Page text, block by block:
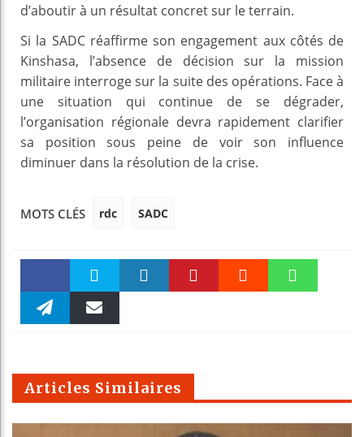
d’aboutir à un résultat concret sur le terrain.
Si la SADC réaffirme son engagement aux côtés de
Kinshasa, l’absence de décision sur la mission
militaire interroge sur la suite des opérations. Face à
une situation qui continue de se dégrader,
l’organisation régionale devra rapidement clarifier
sa position sous peine de voir son influence
diminuer dans la résolution de la crise.
MOTS CLÉS rdc SADC
Faceboo Twitter
m
Articles Similaires